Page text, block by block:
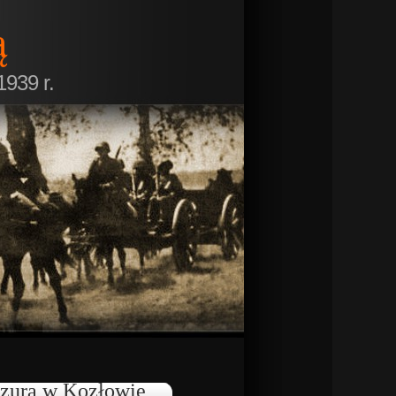
r.
w Kozłowie